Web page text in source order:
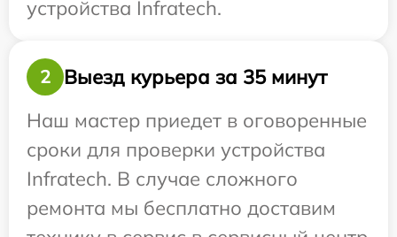
устройства Infratech.
2
Выезд курьера за 35 минут
Наш мастер приедет в оговоренные
сроки для проверки устройства
Infratech. В случае сложного
ремонта мы бесплатно доставим